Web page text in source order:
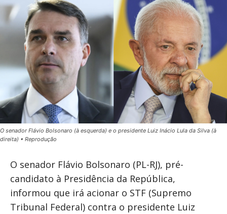
O senador Flávio Bolsonaro (à esquerda) e o presidente Luiz Inácio Lula da Silva (à
direita) • Reprodução
O senador Flávio Bolsonaro (PL-RJ), pré-
candidato à Presidência da República,
informou que irá acionar o STF (Supremo
Tribunal Federal) contra o presidente Luiz